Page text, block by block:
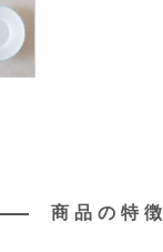
商品の特徴